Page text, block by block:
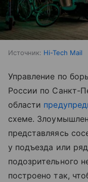
Источник: Hi-Tech Mail
Управление по
России по Санкт-
области
схеме.
представляясь
у подъезда или
подозрительного
построено так,